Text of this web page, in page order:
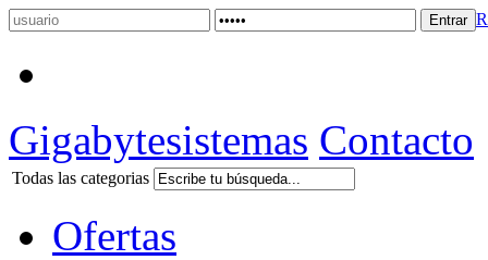
Gigabytesistemas Contacto
Todas las categorias
Ofertas